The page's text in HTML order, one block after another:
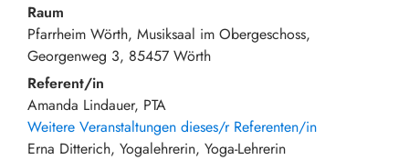
Raum
Pfarrheim Wörth, Musiksaal im Obergeschoss
Georgenweg 3 85457 Wörth
Referent/in
Amanda Lindauer, PTA
Weitere Veranstaltungen dieses/r Referenten/in
Erna Ditterich, Yogalehrerin, Yoga-Lehrerin